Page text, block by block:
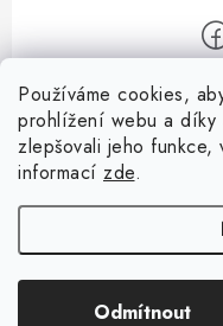
Používáme cookies,
prohlížení webu a díky
zlepšovali jeho
informací zde.
Odmítnout
Informace pro vás
Dopravné
Kontaktujte nás
Tipy na tvoření
Jutový Mikuláš, anděl a
Copyright 2026